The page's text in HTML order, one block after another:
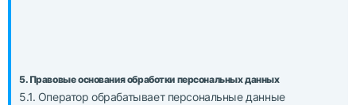
5. Правовые основания обработки персональных данных
5.1. Оператор обрабатывает персональные данные